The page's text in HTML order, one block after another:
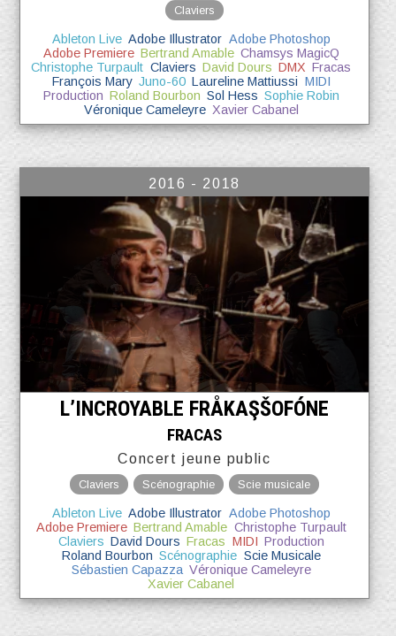
Claviers
Ableton Live Adobe Illustrator Adobe Photoshop
Adobe Premiere Bertrand Amable Chamsys MagicQ
Christophe Turpault Claviers David Dours DMX Fracas
François Mary Juno-60 Laureline Mattiussi MIDI
Production Roland Bourbon Sol Hess Sophie Robin
Véronique Cameleyre Xavier Cabanel
2016 - 2018
L’INCROYABLE FRÅKAŞŠOFÓNE
FRACAS
Concert jeune public
Claviers Scénographie Scie musicale
Ableton Live Adobe Illustrator Adobe Photoshop
Adobe Premiere Bertrand Amable Christophe Turpault
Claviers David Dours Fracas MIDI Production
Roland Bourbon Scénographie Scie Musicale
Sébastien Capazza Véronique Cameleyre
Xavier Cabanel